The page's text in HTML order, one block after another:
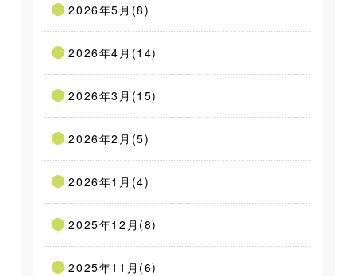
2026年5月(8)
2026年4月(14)
2026年3月(15)
2026年2月(5)
2026年1月(4)
2025年12月(8)
2025年11月(6)